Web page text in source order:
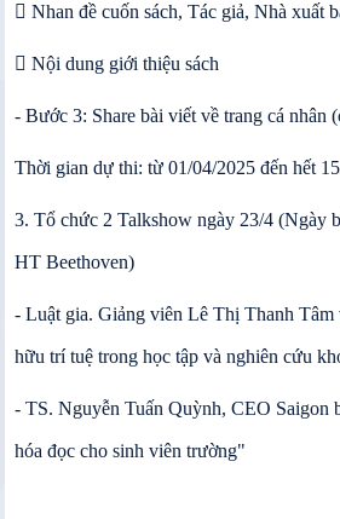
 Nhan đề cuốn sách, Tác giả, Nhà xuất
 Nội dung giới thiệu sách
- Bước 3: Share bài viết về trang cá nhân
Thời gian dự thi: từ 01/04/2025 đến hết
3. Tổ chức 2 Talkshow ngày 23/4 (Ngày
HT Beethoven)
- Luật gia. Giảng viên Lê Thị Thanh Tâm
hữu trí tuệ trong học tập và nghiên cứu
- TS. Nguyễn Tuấn Quỳnh, CEO Saigon
hóa đọc cho sinh viên trường"